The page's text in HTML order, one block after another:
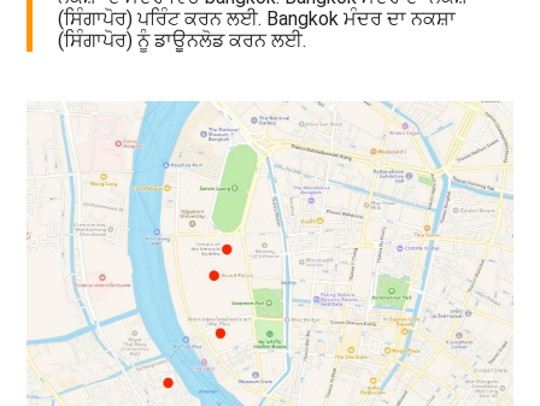
(ਸਿੰਗਾਪੋਰ) ਪਰਿੰਟ ਕਰਨ ਲਈ. Bangkok ਮੰਦਰ ਦਾ ਨਕਸ਼ਾ
(ਸਿੰਗਾਪੋਰ) ਨੂੰ ਡਾਊਨਲੋਡ ਕਰਨ ਲਈ.